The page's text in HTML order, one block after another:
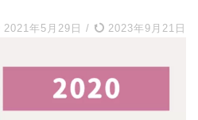
2021年5月29日 / 2023年9月21日